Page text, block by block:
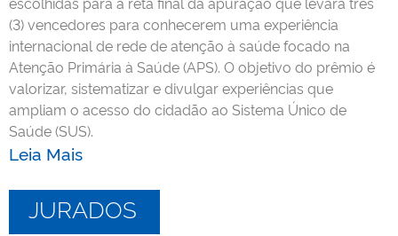
(3) vencedores para conhecerem uma experiência
internacional de rede de atenção à saúde focado na
Atenção Primária à Saúde (APS). O objetivo do prêmio é
valorizar, sistematizar e divulgar experiências que
ampliam o acesso do cidadão ao Sistema Único de
Saúde (SUS).
Leia Mais
JURADOS